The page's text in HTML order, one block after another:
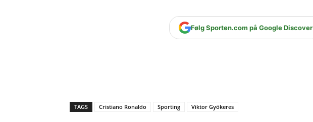
Følg Sporten.com på Google Discover
TAGS Cristiano Ronaldo Sporting Viktor Gyökeres